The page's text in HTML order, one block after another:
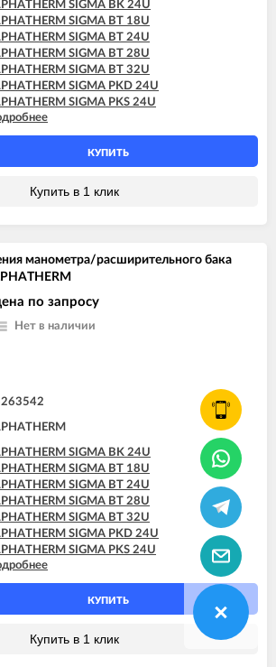
SIGMA BK 24U
SIGMA BT 18U
SIGMA BT 24U
SIGMA BT 28U
SIGMA BT 32U
SIGMA PKD 24U
SIGMA PKS 24U
SIGMA PTD 24U
SIGMA PTD 28U
SIGMA PTS 18U
SIGMA PTS 24U
КУПИТЬ
Купить в 1 клик
манометра/расширительного бака
по запросу
Нет в наличии
SIGMA BK 24U
SIGMA BT 18U
SIGMA BT 24U
SIGMA BT 28U
SIGMA BT 32U
SIGMA PKD 24U
SIGMA PKS 24U
SIGMA PTD 24U
SIGMA PTD 28U
SIGMA PTS 18U
SIGMA PTS 24U
КУПИТЬ
Купить в 1 клик